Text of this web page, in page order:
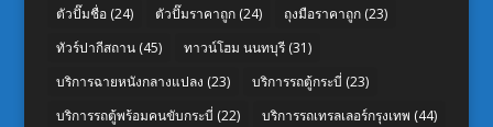
ตัวปั๊มชื่อ(24) ตัวปั๊มราคาถูก(24) ถุงมือราคาถูก(23)
ทัวร์ปากีสถาน(45) ทาวน์โฮม นนทบุรี(31)
บริการฉายหนังกลางแปลง (23) บริการรถตู้กระบี่ (23)
บริการรถตู้พร้อมคนขับกระบี่ (22) บริการรถเทรลเลอร์กรุงเทพ (44)